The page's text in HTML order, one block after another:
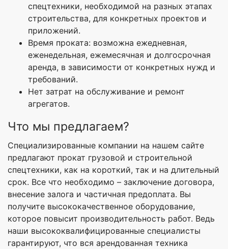
спецтехники, необходимой на разных этапах
строительства, для конкретных проектов и
приложений.
Время проката: возможна ежедневная,
еженедельная, ежемесячная и долгосрочная
аренда, в зависимости от конкретных нужд и
требований.
Нет затрат на обслуживание и ремонт
агрегатов.
Что мы предлагаем?
Специализированные компании на нашем сайте
предлагают прокат грузовой и строительной
спецтехники, как на короткий, так и на длительный
срок. Все что необходимо – заключение договора,
внесение залога и частичная предоплата. Вы
получите высококачественное оборудование,
которое повысит производительность работ. Ведь
наши высококвалифицированные специалисты
гарантируют, что вся арендованная техника